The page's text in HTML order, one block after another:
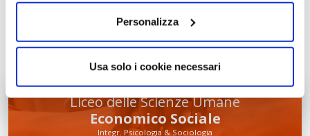
Personalizza
Usa solo i cookie necessari
Liceo delle Scienze Umane
Economico Sociale
Integr. Psicologia & Sociologia